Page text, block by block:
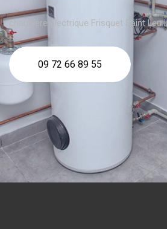
chaudière électrique Frisquet Saint Leu
09 72 66 89 55